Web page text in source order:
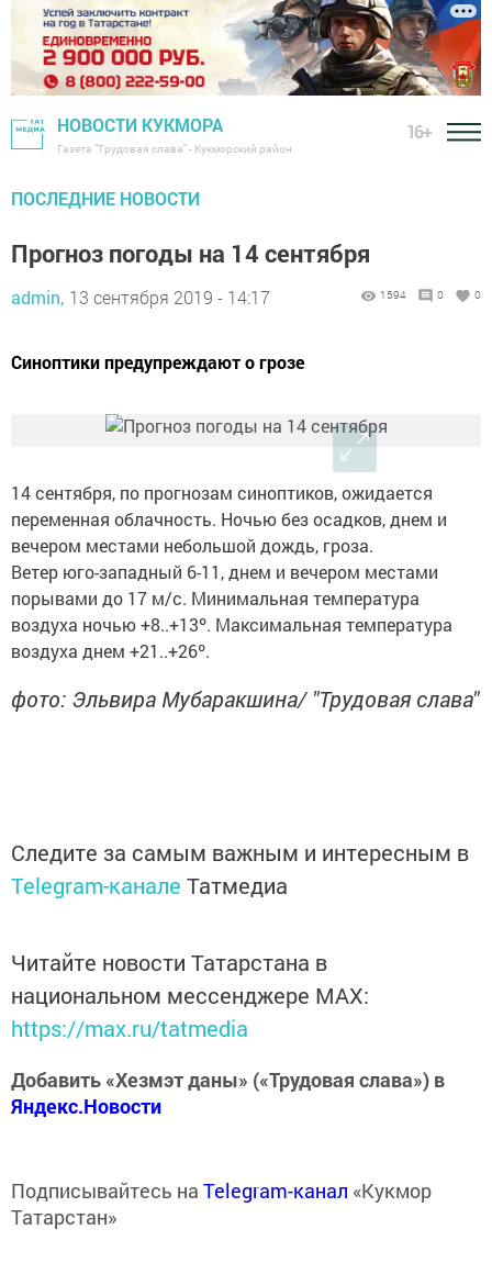
НОВОСТИ КУКМОРА
Газета "Трудовая слава" - Кукморский район
16+
ПОСЛЕДНИЕ НОВОСТИ
Прогноз погоды на 14 сентября
admin, 13 сентября 2019 - 14:17 1594 0 0
Синоптики предупреждают о грозе
14 сентября, по прогнозам синоптиков, ожидается
переменная облачность. Ночью без осадков, днем и
вечером местами небольшой дождь, гроза.
Ветер юго-западный 6-11, днем и вечером местами
порывами до 17 м/с. Минимальная температура
воздуха ночью +8..+13º. Максимальная температура
воздуха днем +21..+26º.
фото: Эльвира Мубаракшина/ "Трудовая слава"
Следите за самым важным и интересным в
Telegram-канале Татмедиа
Читайте новости Татарстана в
национальном мессенджере MАХ:
https://max.ru/tatmedia
Добавить «Хезмэт даны» («Трудовая слава») в
Яндекс.Новости
Подписывайтесь на Telegram-канал «Кукмор
Татарстан»